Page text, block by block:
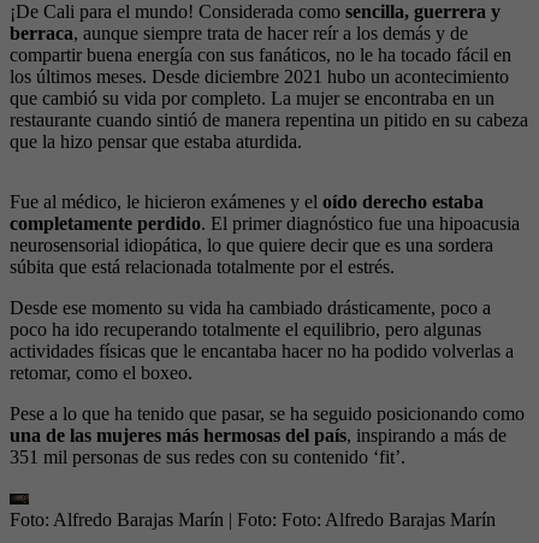
¡De Cali para el mundo! Considerada como sencilla, guerrera y
berraca, aunque siempre trata de hacer reír a los demás y de
compartir buena energía con sus fanáticos, no le ha tocado fácil en
los últimos meses. Desde diciembre 2021 hubo un acontecimiento
que cambió su vida por completo. La mujer se encontraba en un
restaurante cuando sintió de manera repentina un pitido en su cabeza
que la hizo pensar que estaba aturdida.
Fue al médico, le hicieron exámenes y el oído derecho estaba
completamente perdido. El primer diagnóstico fue una hipoacusia
neurosensorial idiopática, lo que quiere decir que es una sordera
súbita que está relacionada totalmente por el estrés.
Desde ese momento su vida ha cambiado drásticamente, poco a
poco ha ido recuperando totalmente el equilibrio, pero algunas
actividades físicas que le encantaba hacer no ha podido volverlas a
retomar, como el boxeo.
Pese a lo que ha tenido que pasar, se ha seguido posicionando como
una de las mujeres más hermosas del país, inspirando a más de
351 mil personas de sus redes con su contenido ‘fit’.
Foto: Alfredo Barajas Marín | Foto: Foto: Alfredo Barajas Marín